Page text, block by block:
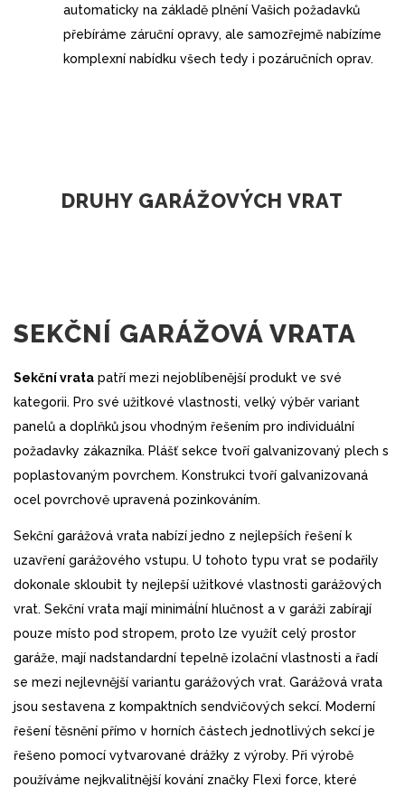
automaticky na základě plnění Vašich požadavků
přebíráme záruční opravy, ale samozřejmě nabízíme
komplexní nabídku všech tedy i pozáručních oprav.
DRUHY GARÁŽOVÝCH VRAT
SEKČNÍ GARÁŽOVÁ VRATA
Sekční vrata patří mezi nejoblíbenější produkt ve své
kategorii. Pro své užitkové vlastnosti, velký výběr variant
panelů a doplňků jsou vhodným řešením pro individuální
požadavky zákazníka. Plášť sekce tvoří galvanizovaný plech s
poplastovaným povrchem. Konstrukci tvoří galvanizovaná
ocel povrchově upravená pozinkováním.
Sekční garážová vrata nabízí jedno z nejlepších řešení k
uzavření garážového vstupu. U tohoto typu vrat se podařily
dokonale skloubit ty nejlepší užitkové vlastnosti garážových
vrat. Sekční vrata mají minimáĺní hlučnost a v garáži zabírají
pouze místo pod stropem, proto lze využít celý prostor
garáže, mají nadstandardní tepelně izolační vlastnosti a řadí
se mezi nejlevnější variantu garážových vrat. Garážová vrata
jsou sestavena z kompaktních sendvičových sekcí. Moderní
řešení těsnění přímo v horních částech jednotlivých sekcí je
řešeno pomocí vytvarované drážky z výroby. Při výrobě
používáme nejkvalitnější kování značky Flexi force, které